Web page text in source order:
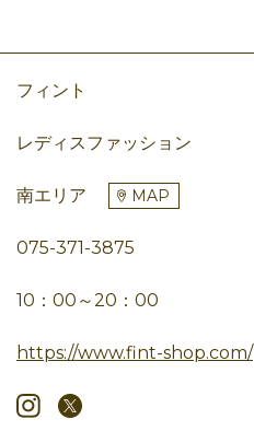
フィント
レディスファッション
南エリア MAP
075-371-3875
10：00～20：00
https://www.fint-shop.com/